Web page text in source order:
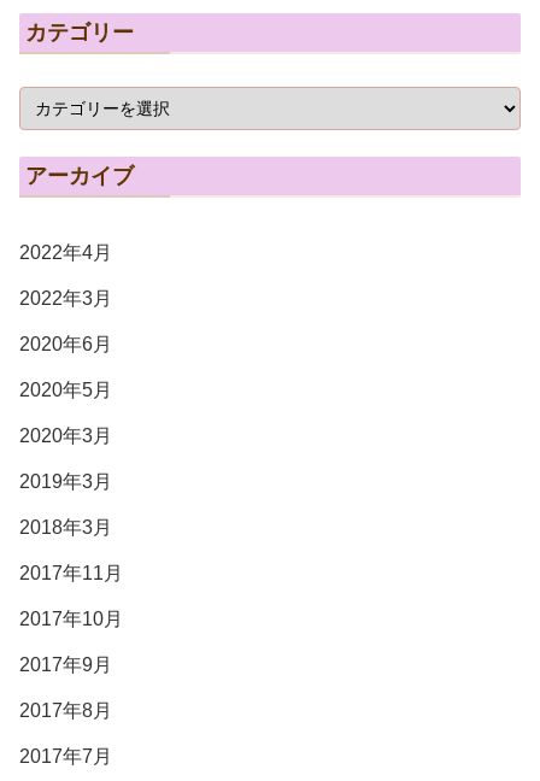
カテゴリー
アーカイブ
2022年4月
2022年3月
2020年6月
2020年5月
2020年3月
2019年3月
2018年3月
2017年11月
2017年10月
2017年9月
2017年8月
2017年7月